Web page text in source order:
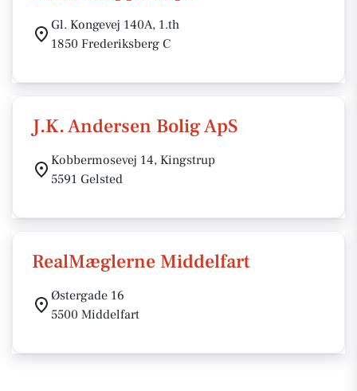
Gl. Kongevej 140A, 1.th
1850 Frederiksberg C
J.K. Andersen Bolig ApS
Kobbermosevej 14, Kingstrup
5591 Gelsted
RealMæglerne Middelfart
Østergade 16
5500 Middelfart